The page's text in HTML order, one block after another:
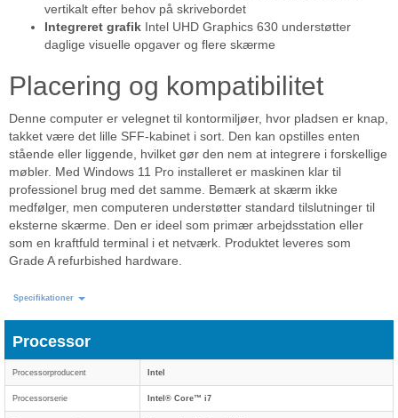
vertikalt efter behov på skrivebordet
Integreret grafik Intel UHD Graphics 630 understøtter
daglige visuelle opgaver og flere skærme
Placering og kompatibilitet
Denne computer er velegnet til kontormiljøer, hvor pladsen er knap,
takket være det lille SFF-kabinet i sort. Den kan opstilles enten
stående eller liggende, hvilket gør den nem at integrere i forskellige
møbler. Med Windows 11 Pro installeret er maskinen klar til
professionel brug med det samme. Bemærk at skærm ikke
medfølger, men computeren understøtter standard tilslutninger til
eksterne skærme. Den er ideel som primær arbejdsstation eller
som en kraftfuld terminal i et netværk. Produktet leveres som
Grade A refurbished hardware.
Specifikationer
Processor
Processorproducent Intel
Processorserie Intel® Core™ i7